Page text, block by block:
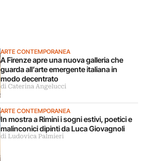
ARTE CONTEMPORANEA
A Firenze apre una nuova galleria che
guarda all’arte emergente italiana in
modo decentrato
di Caterina Angelucci
ARTE CONTEMPORANEA
In mostra a Rimini i sogni estivi, poetici e
malinconici dipinti da Luca Giovagnoli
di Ludovica Palmieri